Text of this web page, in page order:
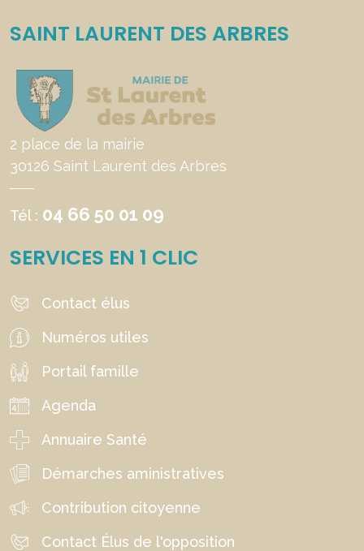
SAINT LAURENT DES ARBRES
2 place de la mairie
30126 Saint Laurent des Arbres
Tél : 04 66 50 01 09
SERVICES EN 1 CLIC
Contact élus
Numéros utiles
Portail famille
Agenda
Annuaire Santé
Démarches aministratives
Contribution citoyenne
Contact Élus de l'opposition